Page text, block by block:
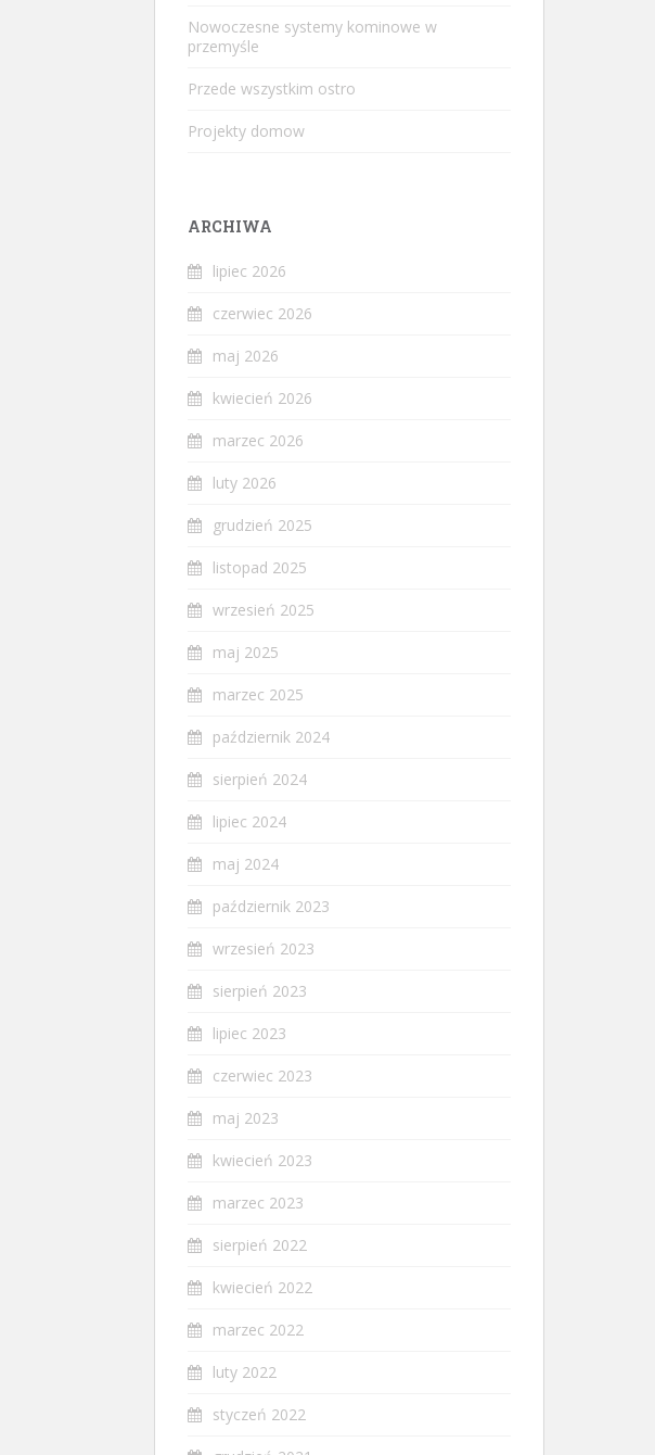
Nowoczesne systemy kominowe w
przemyśle
Przede wszystkim ostro
Projekty domow
ARCHIWA
lipiec 2026
czerwiec 2026
maj 2026
kwiecień 2026
marzec 2026
luty 2026
grudzień 2025
listopad 2025
wrzesień 2025
maj 2025
marzec 2025
październik 2024
sierpień 2024
lipiec 2024
maj 2024
październik 2023
wrzesień 2023
sierpień 2023
lipiec 2023
czerwiec 2023
maj 2023
kwiecień 2023
marzec 2023
sierpień 2022
kwiecień 2022
marzec 2022
luty 2022
styczeń 2022